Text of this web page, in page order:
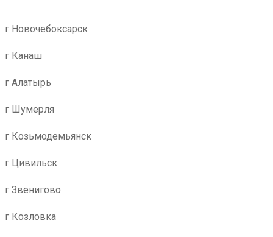
г Новочебоксарск
г Канаш
г Алатырь
г Шумерля
г Козьмодемьянск
г Цивильск
г Звенигово
г Козловка